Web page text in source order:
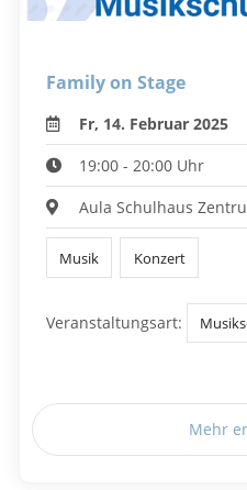
Family on Stage
Fr, 14. Februar 2025
19:00 - 20:00 Uhr
Aula Schulhaus
Musik Konzert
Veranstaltungsart:
Mehr